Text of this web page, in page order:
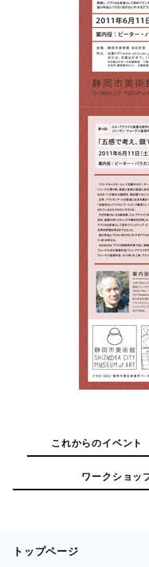
これからのイベント
ワークショッ
トップページ